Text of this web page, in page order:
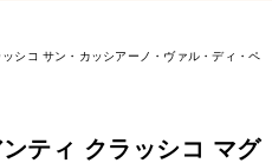
シコ サン・カッシアーノ・ヴァル・ディ・ペ
ティ クラッシコ マグ